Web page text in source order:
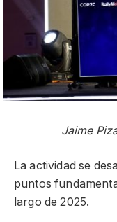
Jaime
La actividad se
puntos
largo de 2025.